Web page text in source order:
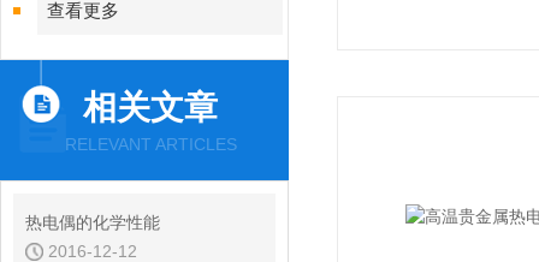
查看更多
相关文章
RELEVANT ARTICLES
热电偶的化学性能
2016-12-12